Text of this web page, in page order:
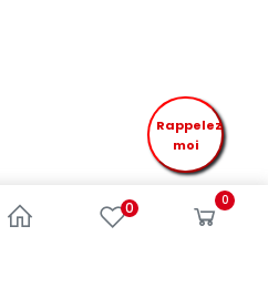
0 0
Rappelez
moi